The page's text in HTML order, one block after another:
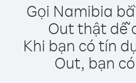
Gọi Namibia
Out thật dễ
Khi bạn có tín
Out, bạn